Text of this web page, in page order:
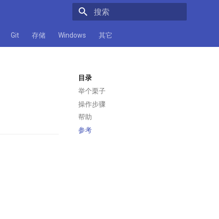
Git 存储 Windows 其它
目录
举个栗子
操作步骤
帮助
参考